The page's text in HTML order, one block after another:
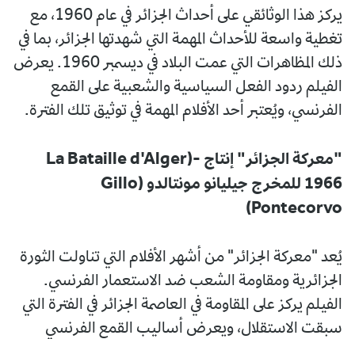
يركز هذا الوثائقي على أحداث الجزائر في عام 1960، مع
تغطية واسعة للأحداث المهمة التي شهدتها الجزائر، بما في
ذلك المظاهرات التي عمت البلاد في ديسمبر 1960. يعرض
الفيلم ردود الفعل السياسية والشعبية على القمع
الفرنسي، ويُعتبر أحد الأفلام المهمة في توثيق تلك الفترة.
"معركة الجزائر" إنتاج La Bataille d'Alger)-
1966 للمخرج جيليانو مونتالدو (Gillo
Pontecorvo)
يُعد "معركة الجزائر" من أشهر الأفلام التي تناولت الثورة
الجزائرية ومقاومة الشعب ضد الاستعمار الفرنسي.
الفيلم يركز على المقاومة في العاصمة الجزائر في الفترة التي
سبقت الاستقلال، ويعرض أساليب القمع الفرنسي